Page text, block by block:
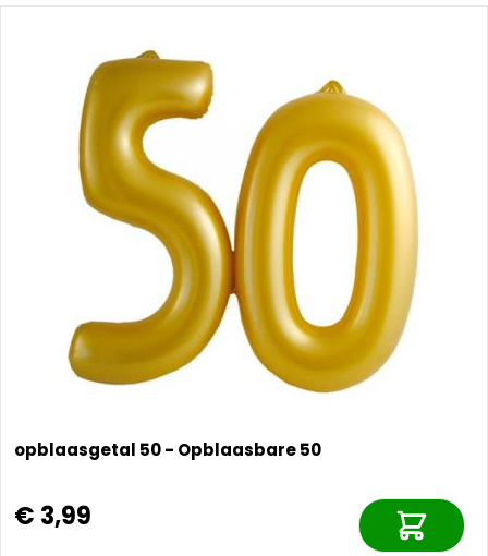
opblaasgetal 50 - Opblaasbare 50
€ 3,99